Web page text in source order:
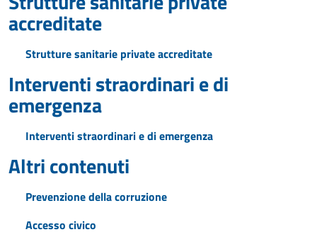
accreditate
Strutture sanitarie private accreditate
Interventi straordinari e di
emergenza
Interventi straordinari e di emergenza
Altri contenuti
Prevenzione della corruzione
Accesso civico